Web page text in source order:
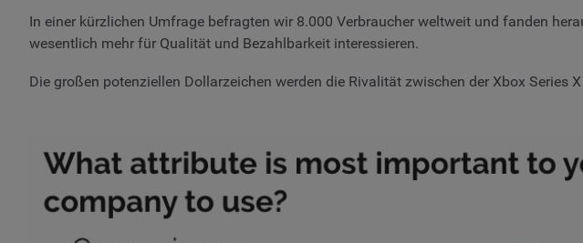
In einer kürzlichen Umfrage befragten wir 8.000 Verbraucher weltweit und fanden
wesentlich mehr für Qualität und Bezahlbarkeit interessieren.
Die großen potenziellen Dollarzeichen werden die Rivalität zwischen der Xbox Series